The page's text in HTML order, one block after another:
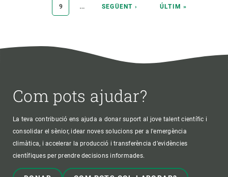
PÀGINA
9 …
PÀGINA
SEGÜENT ›
ÚLTIMA
ÚLTIM »
Com pots ajudar?
La teva contribució ens ajuda a donar suport al jove talent científic i
consolidar el sènior, idear noves solucions per a l'emergència
climàtica, i accelerar la producció i transferència d’evidències
científiques per prendre decisions informades.